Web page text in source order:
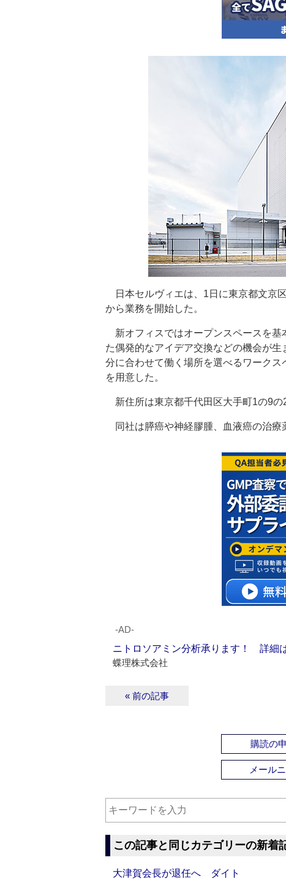
日本セルヴィエは、1日に東京都文京
から業務を開始した。
新オフィスではオープンスペースを基
た偶発的なアイデア交換などの機会が
分に合わせて働く場所を選べるワークス
を用意した。
新住所は東京都千代田区大手町1の9の
同社は膵癌や神経膠腫、血液癌の治療
‐AD‐
ニトロソアミン分析承ります！ 詳細
蝶理株式会社
« 前の記事
購読の
メール
この記事と同じカテゴリーの新着
大津賀会長が退任へ ダイト